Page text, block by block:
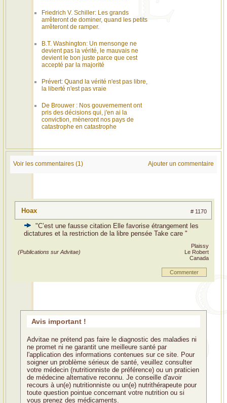
Friedrich V. Schiller: Les grands
arrêteront de dominer, quand les petits
arrêteront de ramper.
B.T. Washington: Un mensonge ne
devient pas la vérité, le mauvais ne
devient le bon juste parce que cest
accepté par la majorité
Prévert: Quand la vérité n'est pas libre,
la liberté n'est pas vraie
De Brouwer : Nos gouvernement ont
pris des décisions qui, j'en ai la
conviction, mèneront nos pays de
catastrophe en catastrophe
Voir les commentaires (1) Ajouter un commentaire
Hoax # 1170
"C’est une fausse citation Elle favorise étrangement les
dictatures et la restriction de la libre pensée Take care "
(Publications sur Advitae)
Plaissy
Le Robert
Canada
Commenter
Avis important !
Advitae ne prétend pas faire le diagnostic des maladies ni
ne promet ni ne garantit une meilleure santé par
l'application des informations contenues sur ce site. Pour
soigner un problème sérieux de santé, veuillez consulter
votre médecin (nutritionniste de préférence) ou un praticien
de médecine alternative reconnu. Je conseille d'avoir
recours à un(e) nutritionniste ou un(e) nutrithérapeute pour
toute question pointue concernant votre nutrition ou si
vous prenez des médicaments.